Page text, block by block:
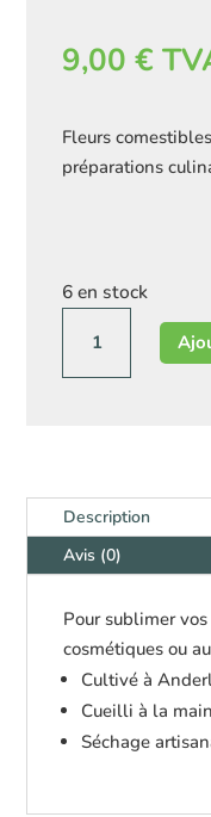
9,00€
Fleurs
préparations
6 en stock
Fleurs
Description
Avis (0)
Pour sublimer
cosmétiques ou
Cultivé à
Cueilli à la main
Séchage